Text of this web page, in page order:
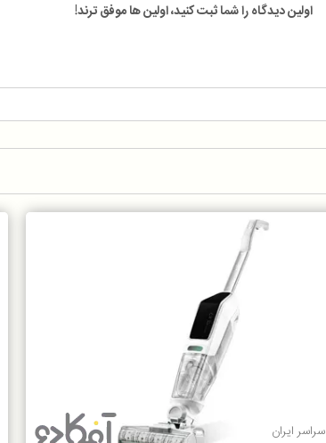
اولین دیدگاه را شما ثبت کنید، اولین ها موفق ترند!
سراسر ایران